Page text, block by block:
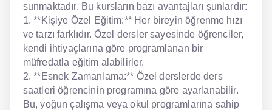
Bize Ulaşın
sunmaktadır. Bu kursların bazı avantajları şunlardır:
1. **Kişiye Özel Eğitim:** Her bireyin öğrenme hızı
ve tarzı farklıdır. Özel dersler sayesinde öğrenciler,
kendi ihtiyaçlarına göre programlanan bir
müfredatla eğitim alabilirler.
2. **Esnek Zamanlama:** Özel derslerde ders
saatleri öğrencinin programına göre ayarlanabilir.
Bu, yoğun çalışma veya okul programlarına sahip